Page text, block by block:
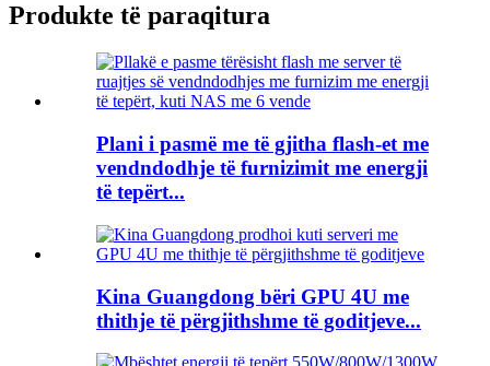
Produkte të paraqitura
Plani i pasmë me të gjitha flash-et me
vendndodhje të furnizimit me energji
të tepërt...
Kina Guangdong bëri GPU 4U me
thithje të përgjithshme të goditjeve...